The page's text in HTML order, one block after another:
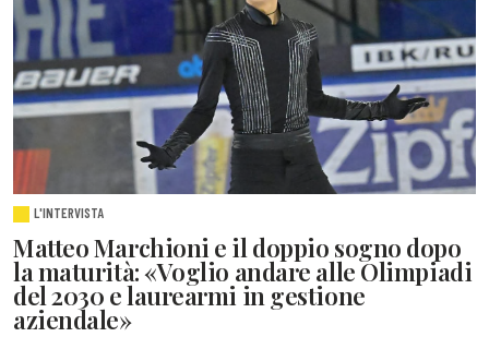
L'INTERVISTA
Matteo Marchioni e il doppio sogno dopo
la maturità: «Voglio andare alle Olimpiadi
del 2030 e laurearmi in gestione
aziendale»